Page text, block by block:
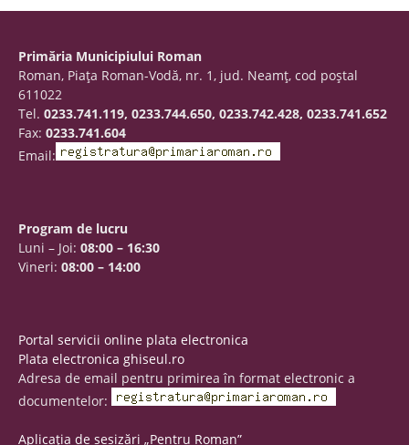
Primăria Municipiului Roman
Roman, Piaţa Roman-Vodă, nr. 1, jud. Neamţ, cod poştal
611022
Tel. 0233.741.119, 0233.744.650, 0233.742.428, 0233.741.652
Fax: 0233.741.604
Email:
Program de lucru
Luni – Joi: 08:00 – 16:30
Vineri: 08:00 – 14:00
Portal servicii online plata electronica
Plata electronica ghiseul.ro
Adresa de email pentru primirea în format electronic a
documentelor:
Aplicația de sesizări „Pentru Roman”